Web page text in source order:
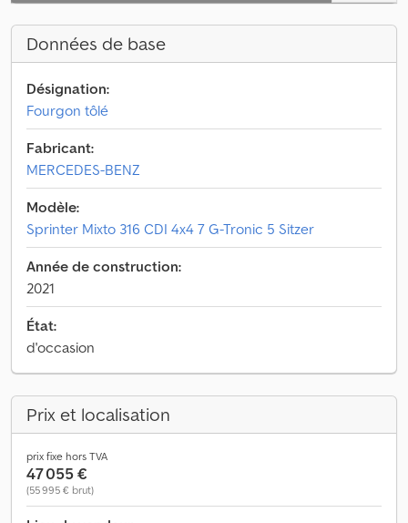
Données de base
Désignation:
Fourgon tôlé
Fabricant:
MERCEDES-BENZ
Modèle:
Sprinter Mixto 316 CDI 4x4 7 G-Tronic 5 Sitzer
Année de construction:
2021
État:
d'occasion
Prix et localisation
prix fixe hors TVA
47 055 €
(55 995 € brut)